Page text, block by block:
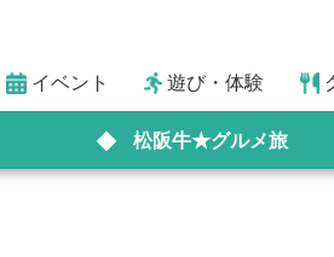
イベント 遊び・体験
松阪牛★グルメ旅